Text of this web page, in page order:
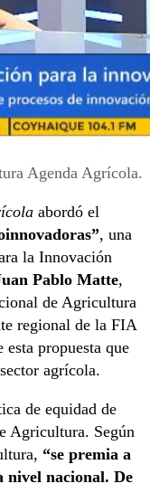
Agenda Agrícola.
abordó el
, una
la Innovación
Pablo Matte,
de Agricultura
regional de la FIA
propuesta que
agrícola.
de equidad de
Agricultura. Según
“se premia a
nivel nacional. De